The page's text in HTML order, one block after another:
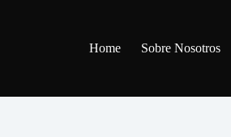
Home Sobre Nosotros